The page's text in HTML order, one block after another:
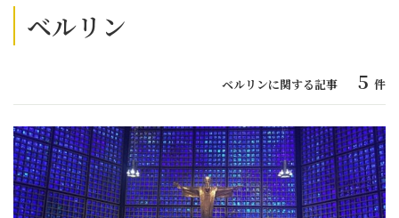
ベルリン
ベルリンに関する記事 5 件